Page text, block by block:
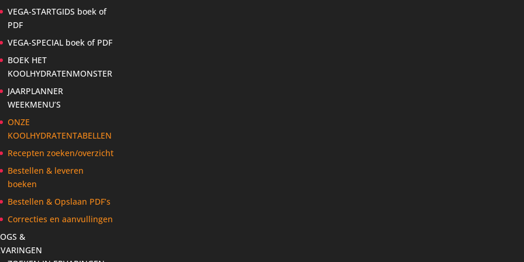
VEGA-STARTGIDS boek of
PDF
VEGA-SPECIAL boek of PDF
BOEK HET
KOOLHYDRATENMONSTER
JAARPLANNER
WEEKMENU’S
ONZE
KOOLHYDRATENTABELLEN
Recepten zoeken/overzicht
Bestellen & leveren
boeken
Bestellen & Opslaan PDF’s
Correcties en aanvullingen
&